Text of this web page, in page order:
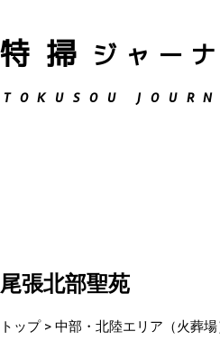
特掃 ジャー
TOKUSOU
尾張北部聖苑
トップ> 中部・北陸エリア（火葬場